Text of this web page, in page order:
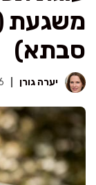
משגעת
סבתא)
יערה גורן